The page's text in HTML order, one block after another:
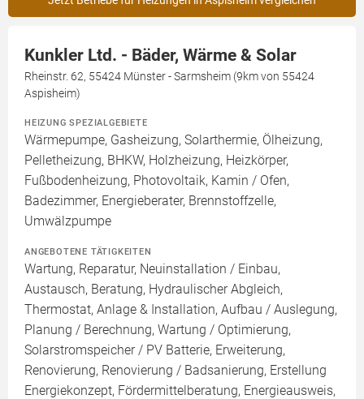
Kunkler Ltd. - Bäder, Wärme & Solar
Rheinstr. 62, 55424 Münster - Sarmsheim (9km von 55424
Aspisheim)
HEIZUNG SPEZIALGEBIETE
Wärmepumpe, Gasheizung, Solarthermie, Ölheizung,
Pelletheizung, BHKW, Holzheizung, Heizkörper,
Fußbodenheizung, Photovoltaik, Kamin / Ofen,
Badezimmer, Energieberater, Brennstoffzelle,
Umwälzpumpe
ANGEBOTENE TÄTIGKEITEN
Wartung, Reparatur, Neuinstallation / Einbau,
Austausch, Beratung, Hydraulischer Abgleich,
Thermostat, Anlage & Installation, Aufbau / Auslegung,
Planung / Berechnung, Wartung / Optimierung,
Solarstromspeicher / PV Batterie, Erweiterung,
Renovierung, Renovierung / Badsanierung, Erstellung
Energiekonzept, Fördermittelberatung, Energieausweis,